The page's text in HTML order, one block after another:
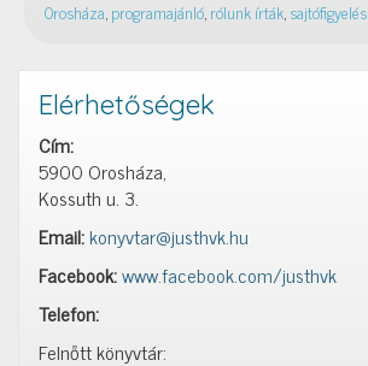
Orosháza,programajánló,rólunk írták,sajtófigyelés
Elérhetőségek
Cím:
5900 Orosháza,
Kossuth u. 3.
Email:konyvtar@justhvk.hu
Facebook:www.facebook.com/justhvk
Telefon:
Felnőtt könyvtár: